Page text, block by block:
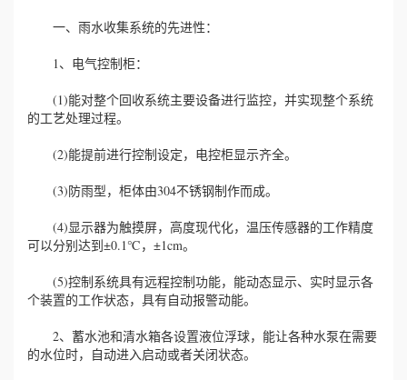
一、雨水收集系统的先进性：
1、电气控制柜：
(1)能对整个回收系统主要设备进行监控，并实现整个系统
的工艺处理过程。
(2)能提前进行控制设定，电控柜显示齐全。
(3)防雨型，柜体由304不锈钢制作而成。
(4)显示器为触摸屏，高度现代化，温压传感器的工作精度
可以分别达到±0.1℃，±1cm。
(5)控制系统具有远程控制功能，能动态显示、实时显示各
个装置的工作状态，具有自动报警动能。
2、蓄水池和清水箱各设置液位浮球，能让各种水泵在需要
的水位时，自动进入启动或者关闭状态。